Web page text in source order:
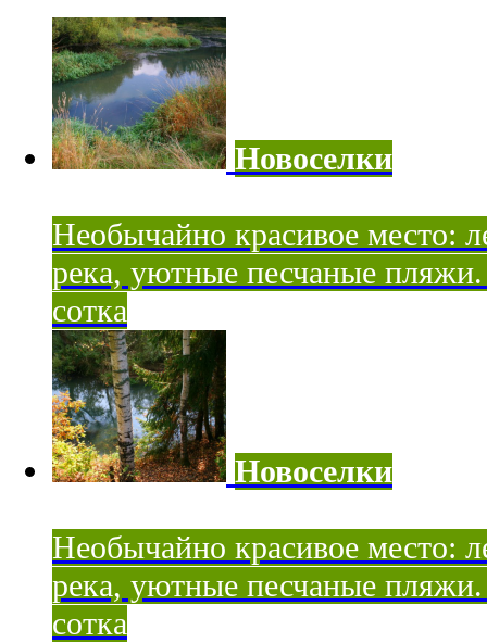
Новоселки
Необычайно красивое место:
река, уютные песчаные
сотка
Новоселки
Необычайно красивое место:
река, уютные песчаные
сотка